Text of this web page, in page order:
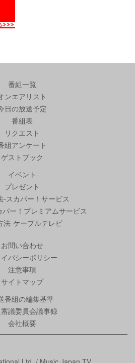
番組一覧
ンエアリスト
日の放送予定
番組表
リクエスト
組アンケート
ゲストブック
イベント
プレゼント
-スカパー！サービス
ー！プレミアムサービス
法-ケーブルテレビ
お問い合わせ
バシーポリシー
注意事項
サイトマップ
番組の編集基準
議委員会議事録
会社概要